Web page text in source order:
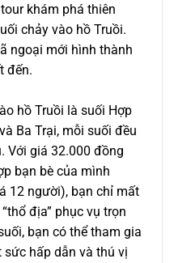
khám phá thiên
chảy vào hồ Truồi.
ngoại mới hình thành
đến.
hồ Truồi là suối Hợp
Ba Trại, mỗi suối đều
Với giá 32.000 đồng
bạn bè của mình
12 người), bạn chỉ mất
địa” phục vụ trọn
bạn có thể tham gia
sức hấp dẫn và thú vị